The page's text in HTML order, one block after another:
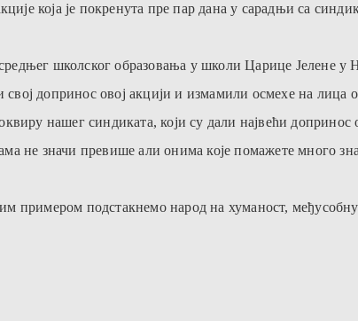
која је покренута пре пар дана у сарадњи са
школског образовања у школи Царице Јелене у
допринос овој акцији и измамили осмехе на лица
нашег синдиката, који су дали највећи допринос
не значи превише али онима које помажете много
примером подстакнемо народ на хуманост, међусобну